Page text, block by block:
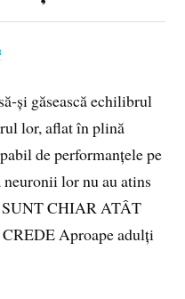
găsească echilibrul
lor, aflat în plină
de performanțele pe
neuronii lor nu au atins
CHIAR ATÂT
Aproape adulți